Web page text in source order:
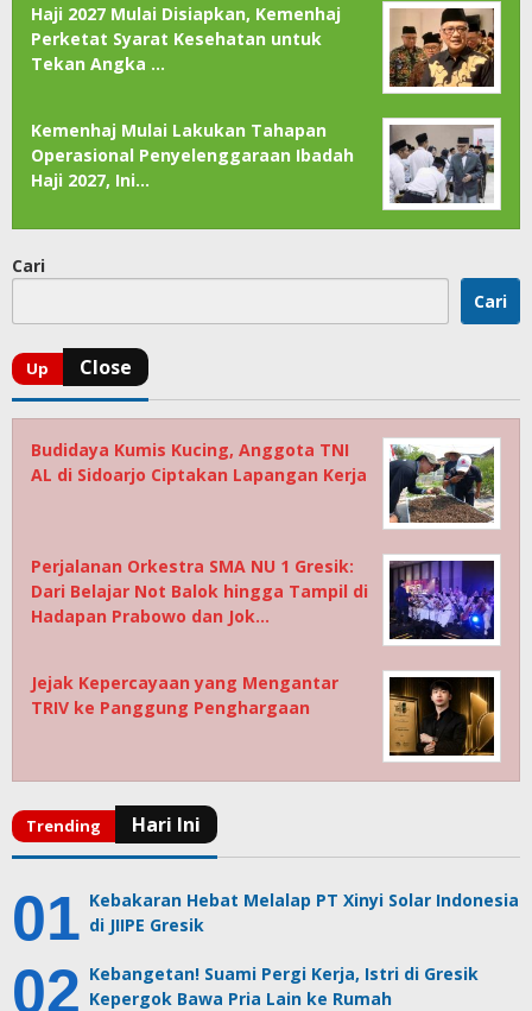
Haji 2027 Mulai Disiapkan, Kemenhaj
Perketat Syarat Kesehatan untuk
Tekan Angka …
Kemenhaj Mulai Lakukan Tahapan
Operasional Penyelenggaraan Ibadah
Haji 2027, Ini…
Cari
Cari
Budidaya Kumis Kucing, Anggota TNI
AL di Sidoarjo Ciptakan Lapangan Kerja
Perjalanan Orkestra SMA NU 1 Gresik:
Dari Belajar Not Balok hingga Tampil di
Hadapan Prabowo dan Jok…
Jejak Kepercayaan yang Mengantar
TRIV ke Panggung Penghargaan
Kebakaran Hebat Melalap PT Xinyi Solar Indonesia
di JIIPE Gresik
Kebangetan! Suami Pergi Kerja, Istri di Gresik
Kepergok Bawa Pria Lain ke Rumah